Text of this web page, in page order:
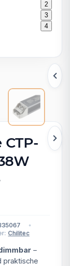
2
3
4
Chilitec
–
praktische